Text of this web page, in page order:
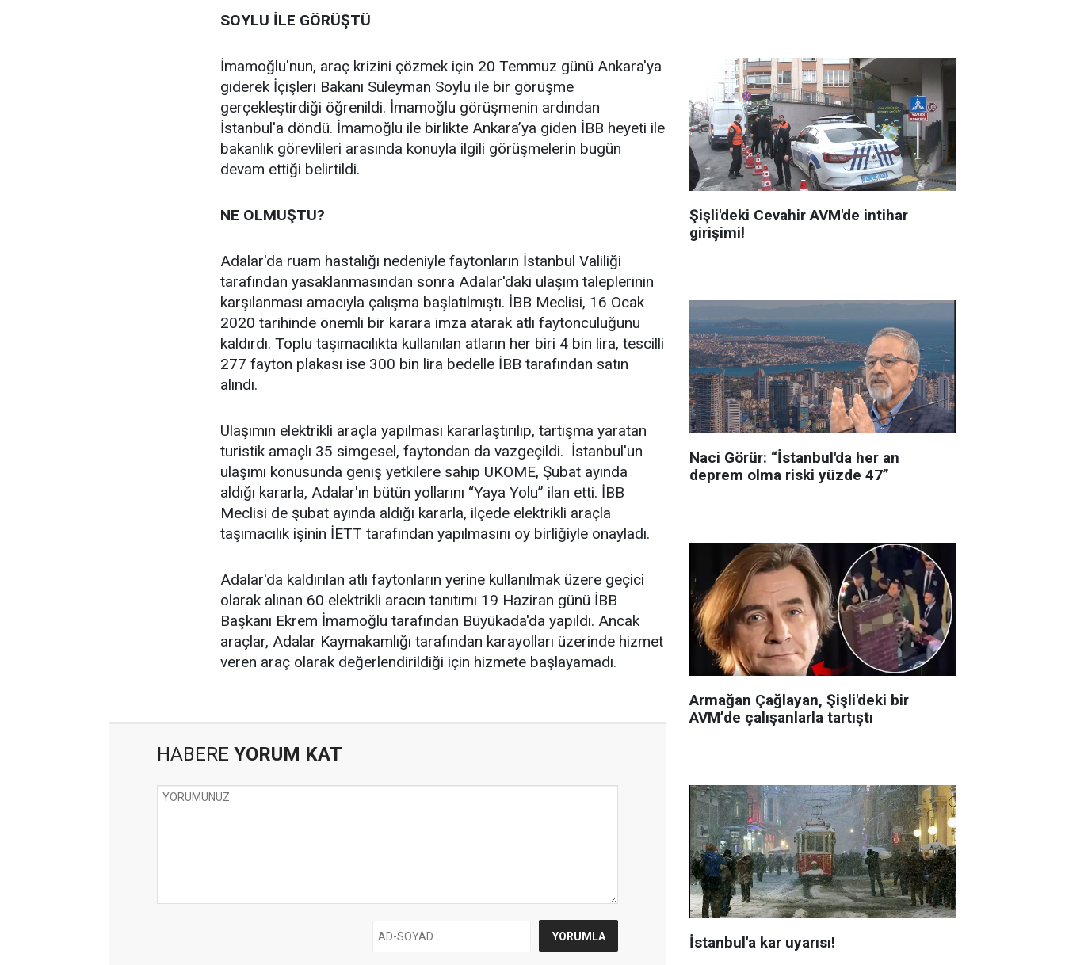
SOYLU İLE GÖRÜŞTÜ
İmamoğlu'nun, araç krizini çözmek için 20 Temmuz günü Ankara'ya
giderek İçişleri Bakanı Süleyman Soylu ile bir görüşme
gerçekleştirdiği öğrenildi. İmamoğlu görüşmenin ardından
İstanbul'a döndü. İmamoğlu ile birlikte Ankara’ya giden İBB heyeti ile
bakanlık görevlileri arasında konuyla ilgili görüşmelerin bugün
devam ettiği belirtildi.
NE OLMUŞTU?
Adalar'da ruam hastalığı nedeniyle faytonların İstanbul Valiliği
tarafından yasaklanmasından sonra Adalar'daki ulaşım taleplerinin
karşılanması amacıyla çalışma başlatılmıştı. İBB Meclisi, 16 Ocak
2020 tarihinde önemli bir karara imza atarak atlı faytonculuğunu
kaldırdı. Toplu taşımacılıkta kullanılan atların her biri 4 bin lira, tescilli
277 fayton plakası ise 300 bin lira bedelle İBB tarafından satın
alındı.
Ulaşımın elektrikli araçla yapılması kararlaştırılıp, tartışma yaratan
turistik amaçlı 35 simgesel, faytondan da vazgeçildi. İstanbul'un
ulaşımı konusunda geniş yetkilere sahip UKOME, Şubat ayında
aldığı kararla, Adalar'ın bütün yollarını “Yaya Yolu” ilan etti. İBB
Meclisi de şubat ayında aldığı kararla, ilçede elektrikli araçla
taşımacılık işinin İETT tarafından yapılmasını oy birliğiyle onayladı.
Adalar'da kaldırılan atlı faytonların yerine kullanılmak üzere geçici
olarak alınan 60 elektrikli aracın tanıtımı 19 Haziran günü İBB
Başkanı Ekrem İmamoğlu tarafından Büyükada'da yapıldı. Ancak
araçlar, Adalar Kaymakamlığı tarafından karayolları üzerinde hizmet
veren araç olarak değerlendirildiği için hizmete başlayamadı.
HABERE YORUM KAT
Şişli'deki Cevahir AVM'de intihar
girişimi!
Naci Görür: “İstanbul'da her an
deprem olma riski yüzde 47”
Armağan Çağlayan, Şişli'deki bir
AVM’de çalışanlarla tartıştı
İstanbul'a kar uyarısı!